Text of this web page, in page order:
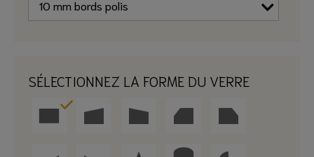
SÉLECTIONNEZ LA FORME DU VERRE